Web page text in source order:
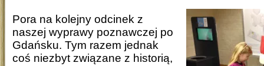
Pora na kolejny odcinek z
naszej wyprawy poznawczej po
Gdańsku. Tym razem jednak
coś niezbyt związane z historią,